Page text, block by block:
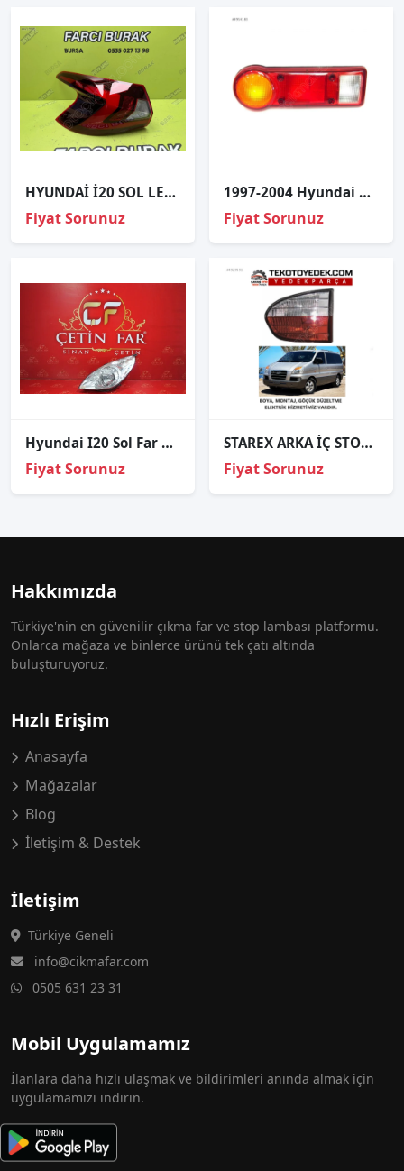
HYUNDAİ İ20 SOL LEDLİ STOP SIFIR 2021-2025
Fiyat Sorunuz
1997-2004 Hyundai H100 Stop Lambası Camı MHR-01263
Fiyat Sorunuz
Hyundai I20 Sol Far Orijinal Çıkma
Fiyat Sorunuz
STAREX ARKA İÇ STOP SAĞ SOL 2005 VE ÜZERİ / KAMPANYA
Fiyat Sorunuz
Hakkımızda
Türkiye'nin en güvenilir çıkma far ve stop lambası platformu.
Onlarca mağaza ve binlerce ürünü tek çatı altında
buluşturuyoruz.
Hızlı Erişim
Anasayfa
Mağazalar
Blog
İletişim & Destek
İletişim
Türkiye Geneli
info@cikmafar.com
0505 631 23 31
Mobil Uygulamamız
İlanlara daha hızlı ulaşmak ve bildirimleri anında almak için
uygulamamızı indirin.